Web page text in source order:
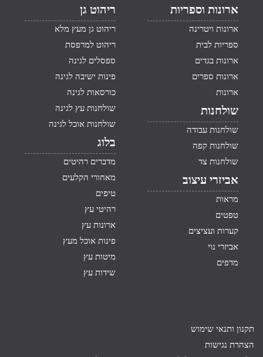
ארונות וספריות
ארונות ויטרינה
ספריות לבית
ארונות בגדים
ארונות ספרים
ארונות
שולחנות
שולחנות עבודה
שולחנות קפה
שולחנות צד
אביזרי עיצוב
מראות
טפטים
קערות ועציצים
אביזרי נוי
מדפים
ריהוט גן
ריהוט גן מעץ מלא
ריהוט למרפסת
ספסלים לגינה
פינות ישיבה לגינה
כורסאות לגינה
שולחנות עץ לגינה
שולחנות אוכל לגינה
בלוג
מדברים רהיטים
מאחורי הקלעים
טיפים
רהיטי עץ
ארונות עץ
פינות אוכל מעץ
מיטות עץ
שידות עץ
תקנון ותנאי שימוש
הצהרת נגישות